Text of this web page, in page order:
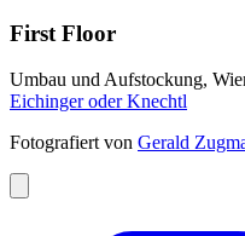
First Floor
Umbau und Aufstockung,
Eichinger oder Knechtl
Fotografiert von Gerald